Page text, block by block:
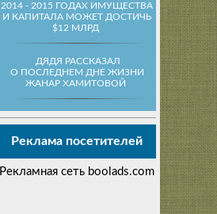
2014 - 2015 ГОДАХ ИМУЩЕСТВА
И КАПИТАЛА МОЖЕТ ДОСТИЧЬ
$12 МЛРД
ДЯДЯ РАССКАЗАЛ
О ПОСЛЕДНЕМ ДНЕ ЖИЗНИ
ЖАНАР ХАМИТОВОЙ
Реклама посетителей
Рекламная сеть boolads.com